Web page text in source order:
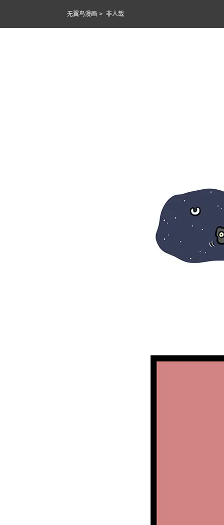
无翼鸟漫画 > 非人哉